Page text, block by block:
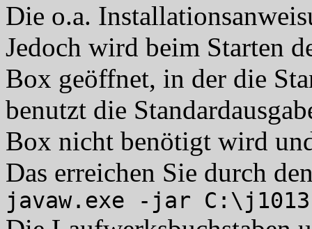
Die o.a.
Jedoch wird beim Starten
Box geöffnet, in der die
benutzt die
Box nicht benötigt wird
Das erreichen Sie durch
javaw.exe -jar